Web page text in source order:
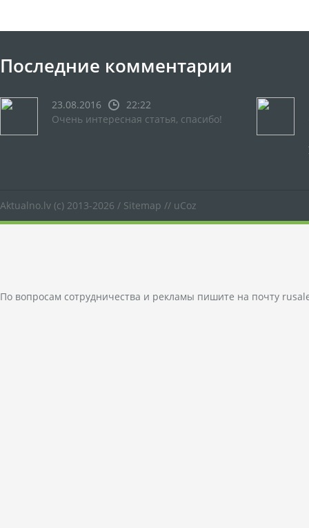
Последние комментарии
23.08.2016
22:22
Очень интересная статья, спасибо!
Aktualno.lv (c) 2013-2026 / Sitemap // uCoz
По вопросам сотрудничества и рекламы пишите на почту